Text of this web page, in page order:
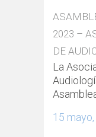
2023 –
DE
La
15